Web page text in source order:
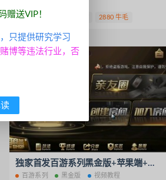
2025-09-24 2880 牛毛
独家首发百游系列黑金版+苹果端+智能陪玩机器人+解密工具+语音视频教程
百游系列 黑金版 视频教程
赠送VIP！
只提供研究学习
博等违法行业，否